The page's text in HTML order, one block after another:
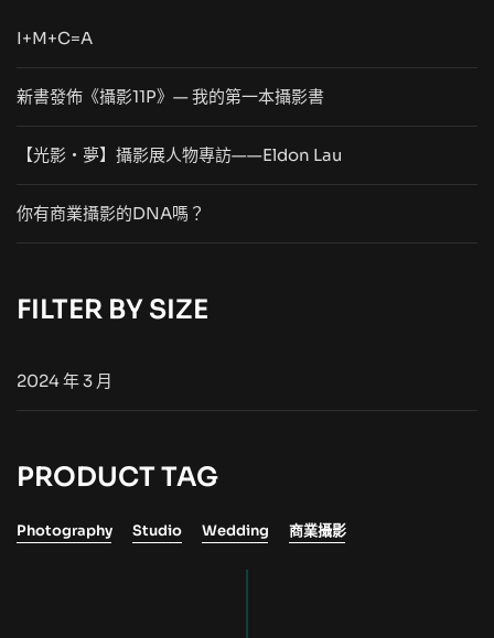
I+M+C=A
新書發佈《攝影11P》— 我的第一本攝影書
【光影・夢】攝影展人物專訪——Eldon Lau
你有商業攝影的DNA嗎？
FILTER BY SIZE
2024 年 3 月
PRODUCT TAG
Photography Studio Wedding 商業攝影